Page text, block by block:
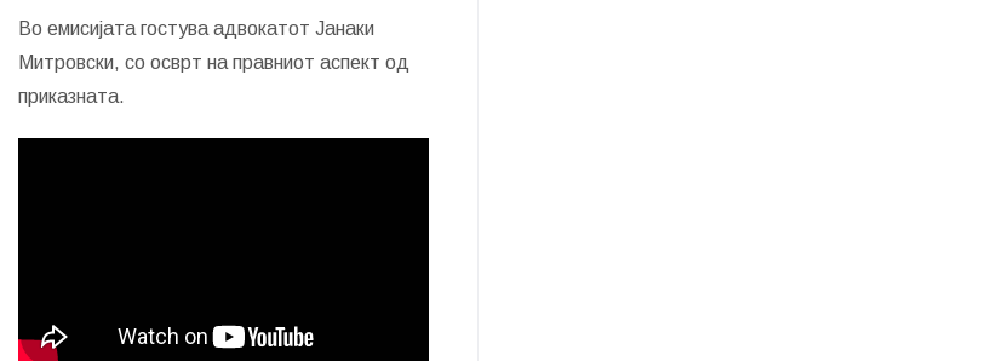
Во емисијата гостува адвокатот Јанаки
Митровски, со осврт на правниот аспект од
приказната.